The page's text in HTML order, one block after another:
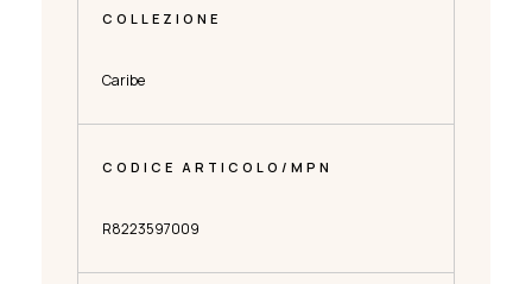
COLLEZIONE
Caribe
CODICE ARTICOLO/MPN
R8223597009